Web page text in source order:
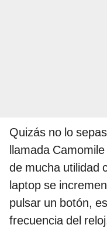
Quizás no lo
llamada
de mucha utilidad
laptop se
pulsar un botón,
frecuencia del